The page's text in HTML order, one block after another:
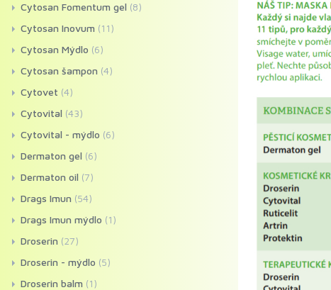
Cytosan Fomentum gel (8)
Cytosan Inovum (11)
Cytosan Mýdlo (6)
Cytosan šampon (4)
Cytovet (4)
Cytovital (43)
Cytovital - mýdlo (6)
Dermaton gel (6)
Dermaton oil (7)
Drags Imun (54)
Drags Imun mýdlo (1)
Droserin (27)
Droserin - mýdlo (5)
Droserin balm (1)